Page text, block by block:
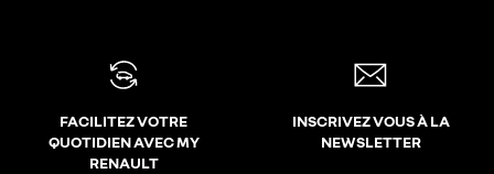
FACILITEZ VOTRE
QUOTIDIEN AVEC MY
RENAULT
INSCRIVEZ VOUS À LA
NEWSLETTER